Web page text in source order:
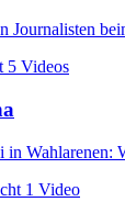
Journalisten
5 Videos
in
1 Video